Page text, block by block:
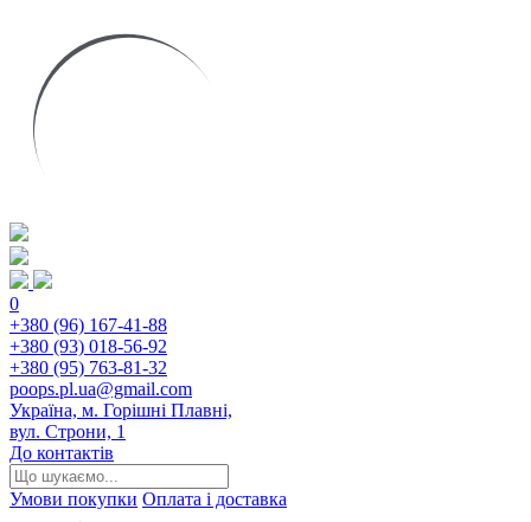
0
+380 (96) 167-41-88
+380 (93) 018-56-92
+380 (95) 763-81-32
poops.pl.ua@gmail.com
Україна, м. Горішні Плавні,
вул. Строни, 1
До контактів
Умови покупки Оплата і доставка